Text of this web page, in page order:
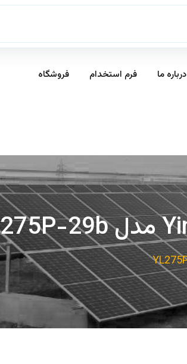
درباره ما فرم استخدام فروشگاه